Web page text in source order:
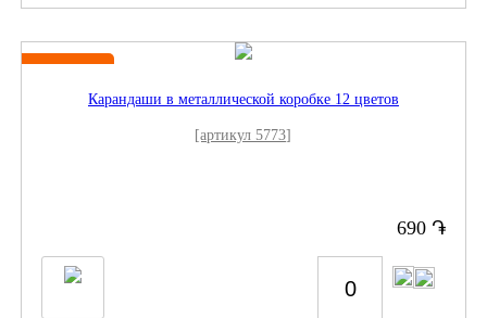
Карандаши в металлической коробке 12 цветов
[артикул 5773]
690 ֏